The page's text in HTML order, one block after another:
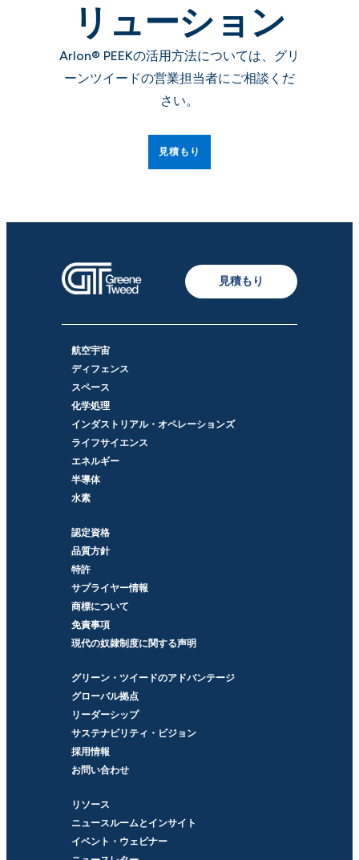
リューション
Arlon® PEEKの活用方法については、グリ
ーンツイードの営業担当者にご相談くだ
さい。
見積もり
見積もり
航空宇宙
ディフェンス
スペース
化学処理
インダストリアル・オペレーションズ
ライフサイエンス
エネルギー
半導体
水素
認定資格
品質方針
特許
サプライヤー情報
商標について
免責事項
現代の奴隷制度に関する声明
グリーン・ツイードのアドバンテージ
グローバル拠点
リーダーシップ
サステナビリティ・ビジョン
採用情報
お問い合わせ
リソース
ニュースルームとインサイト
イベント・ウェビナー